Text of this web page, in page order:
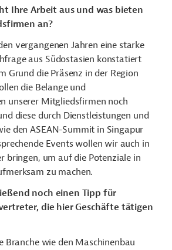
Ihre Arbeit aus und was bieten
an?
vergangenen Jahren eine starke
aus Südostasien konstatiert
Grund die Präsenz in der Region
die Belange und
unserer Mitgliedsfirmen noch
diese durch Dienstleistungen und
den ASEAN-Summit in Singapur
Events wollen wir auch in
bringen, um auf die Potenziale in
zu machen.
noch einen Tipp für
die hier Geschäfte tätigen
Branche wie den Maschinenbau